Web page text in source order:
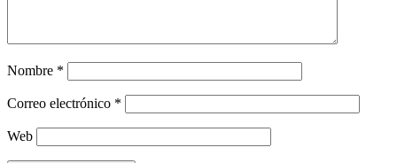
Nombre *
Correo electrónico *
Web